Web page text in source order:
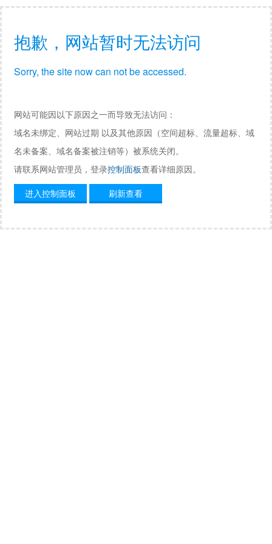
抱歉，网站暂时无法访问
Sorry, the site now can not be accessed.
网站可能因以下原因之一而导致无法访问：
域名未绑定、网站过期 以及其他原因（空间超标、流量超标、域
名未备案、域名备案被注销等）被系统关闭。
请联系网站管理员，登录控制面板查看详细原因。
进入控制面板
刷新查看